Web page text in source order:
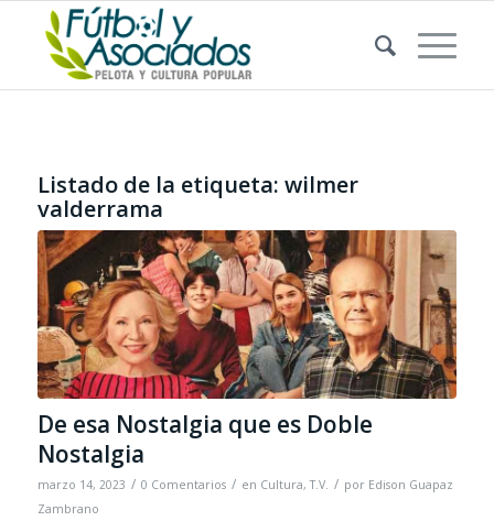
Listado de la etiqueta: wilmer
valderrama
De esa Nostalgia que es Doble
Nostalgia
marzo 14, 2023 / 0 Comentarios / en Cultura,T.V. / por Edison Guapaz
Zambrano